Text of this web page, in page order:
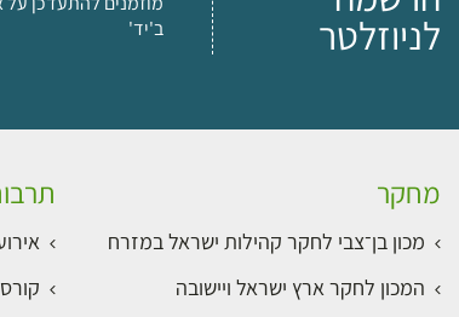
לניוזלטר
ב'יד'
מחקר
מכון בן־צבי לחקר קהילות ישראל במזרח
המכון לחקר ארץ ישראל ויישובה